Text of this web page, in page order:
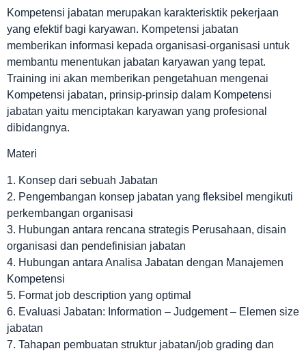
Kompetensi jabatan merupakan karakterisktik pekerjaan
yang efektif bagi karyawan. Kompetensi jabatan
memberikan informasi kepada organisasi-organisasi untuk
membantu menentukan jabatan karyawan yang tepat.
Training ini akan memberikan pengetahuan mengenai
Kompetensi jabatan, prinsip-prinsip dalam Kompetensi
jabatan yaitu menciptakan karyawan yang profesional
dibidangnya.
Materi
1. Konsep dari sebuah Jabatan
2. Pengembangan konsep jabatan yang fleksibel mengikuti
perkembangan organisasi
3. Hubungan antara rencana strategis Perusahaan, disain
organisasi dan pendefinisian jabatan
4. Hubungan antara Analisa Jabatan dengan Manajemen
Kompetensi
5. Format job description yang optimal
6. Evaluasi Jabatan: Information – Judgement – Elemen size
jabatan
7. Tahapan pembuatan struktur jabatan/job grading dan